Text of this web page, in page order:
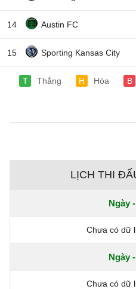
14 Austin FC
15 Sporting Kansas City
T Thắng H Hòa B
LỊCH THI
Ngày
Chưa có dữ
Ngày
Chưa có dữ